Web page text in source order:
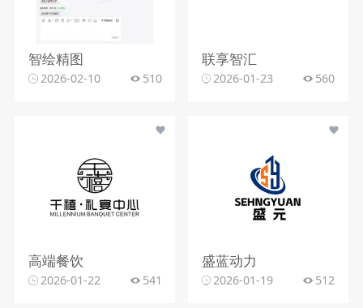
智绘精图
2026-02-10 510
联享智汇
2026-01-23 560
高端餐饮
2026-01-22 541
盛蓝动力
2026-01-19 512